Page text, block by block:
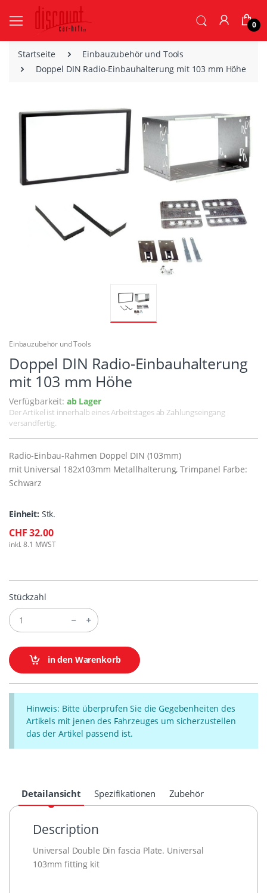
0
Startseite
Einbauzubehör und Tools
Doppel DIN Radio-Einbauhalterung mit 103 mm Höhe
Einbauzubehör und Tools
Doppel DIN Radio-Einbauhalterung
mit 103 mm Höhe
Verfügbarkeit: ab Lager
Der Artikel ist innerhalb eines Arbeitstages ab Zahlungseingang
versandfertig.
Radio-Einbau-Rahmen Doppel DIN (103mm)
mit Universal 182x103mm Metallhalterung, Trimpanel Farbe:
Schwarz
Einheit: Stk.
CHF 32.00
inkl. 8.1 MWST
Stückzahl
in den Warenkorb
Hinweis: Bitte überprüfen Sie die Gegebenheiten des
Artikels mit jenen des Fahrzeuges um sicherzustellen
das der Artikel passend ist.
Detailansicht Spezifikationen Zubehör
Description
Universal Double Din fascia Plate. Universal
103mm fitting kit